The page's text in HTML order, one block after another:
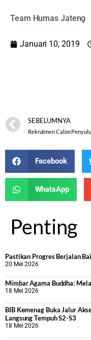
Team Humas Jateng
Januari 10, 2019
SEBELUMNYA
Facebook
WhatsApp
Penting
Pastikan Progres Berjalan
20 Mei 2026
Mimbar Agama Buddha:
18 Mei 2026
BIB Kemenag Buka Jalur
Langsung Tempuh S2-S3
18 Mei 2026